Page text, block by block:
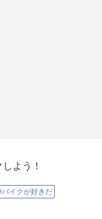
よう！
バイクが好きだ